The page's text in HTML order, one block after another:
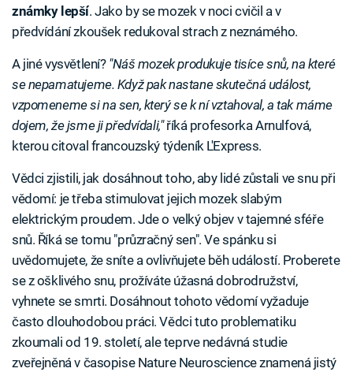
známky lepší. Jako by se mozek v noci cvičil a v
předvídání zkoušek redukoval strach z neznámého.
A jiné vysvětlení? "Náš mozek produkuje tisíce snů, na které
se nepamatujeme. Když pak nastane skutečná událost,
vzpomeneme si na sen, který se k ní vztahoval, a tak máme
dojem, že jsme ji předvídali,"říká profesorka Arnulfová,
kterou citoval francouzský týdeník L'Express.
Vědci zjistili, jak dosáhnout toho, aby lidé zůstali ve snu při
vědomí: je třeba stimulovat jejich mozek slabým
elektrickým proudem. Jde o velký objev v tajemné sféře
snů. Říká se tomu "průzračný sen". Ve spánku si
uvědomujete, že sníte a ovlivňujete běh událostí. Proberete
se z ošklivého snu, prožíváte úžasná dobrodružství,
vyhnete se smrti. Dosáhnout tohoto vědomí vyžaduje
často dlouhodobou práci. Vědci tuto problematiku
zkoumali od 19. století, ale teprve nedávná studie
zveřejněná v časopise Nature Neuroscience znamená jistý